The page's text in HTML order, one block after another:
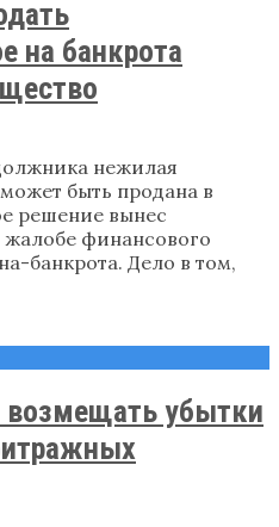
на банкрота
нежилая
быть продана в
решение вынес
финансового
банкрота. Дело в том,
возмещать убытки